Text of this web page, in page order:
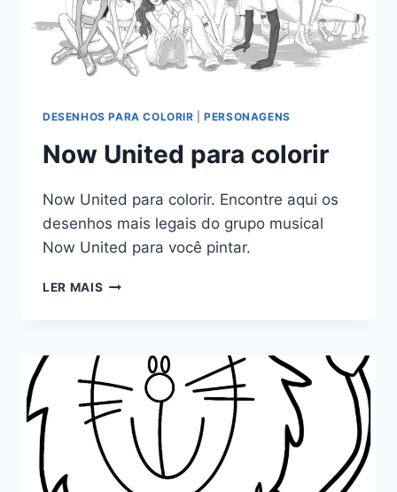
DESENHOS PARA COLORIR |PERSONAGENS
Now United para colorir
Now United para colorir. Encontre aqui os
desenhos mais legais do grupo musical
Now United para você pintar.
LER MAIS NOW